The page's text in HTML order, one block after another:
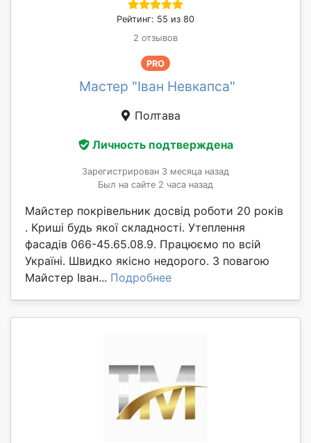
Рейтинг: 55 из 80
2 отзывов
PRO
Мастер "Іван Невкапса"
Полтава
Личность подтверждена
Зарегистрирован 3 месяца назад
Был на сайте 2 часа назад
Майстер покрівельник досвід роботи 20 років
. Криші будь якої складності. Утеплення
фасадів 066-45.65.08.9. Працюємо по всій
Україні. Швидко якісно недорого. З повагою
Майстер Іван... Подробнее